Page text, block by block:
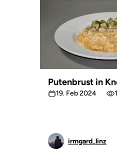
Putenbrust in
19. Feb 2024
irmgard_linz